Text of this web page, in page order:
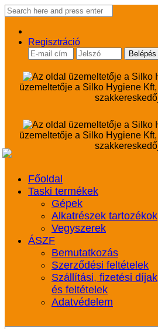
Regisztráció
üzemeltetője a Silko Hygiene
üzemeltetője a Silko Hygiene
Főoldal
Taski termékek
Gépek
Alkatrészek tartozékok
Vegyszerek
ÁSZF
Bemutatkozás
Szerződési feltételek
Szállítási, fizetési díjak
és feltételek
Adatvédelem